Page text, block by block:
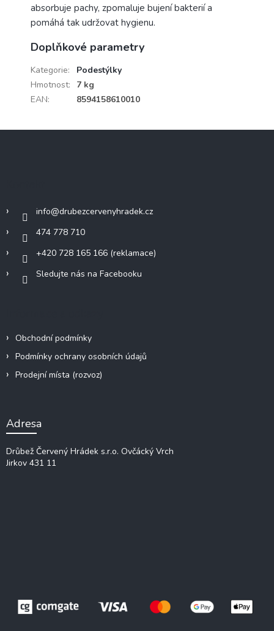
absorbuje pachy, zpomaluje bujení bakterií a
pomáhá tak udržovat hygienu.
Doplňkové parametry
Kategorie:
Podestýlky
Hmotnost:
7 kg
EAN: 8594158610010
info@drubezcervenyhradek.cz
474 778 710
+420 728 165 166 (reklamace)
Sledujte nás na Facebooku
Obchodní podmínky
Podmínky ochrany osobních údajů
Prodejní místa (rozvoz)
Adresa
Drůbež Červený Hrádek s.r.o. Ovčácký Vrch
Jirkov 431 11